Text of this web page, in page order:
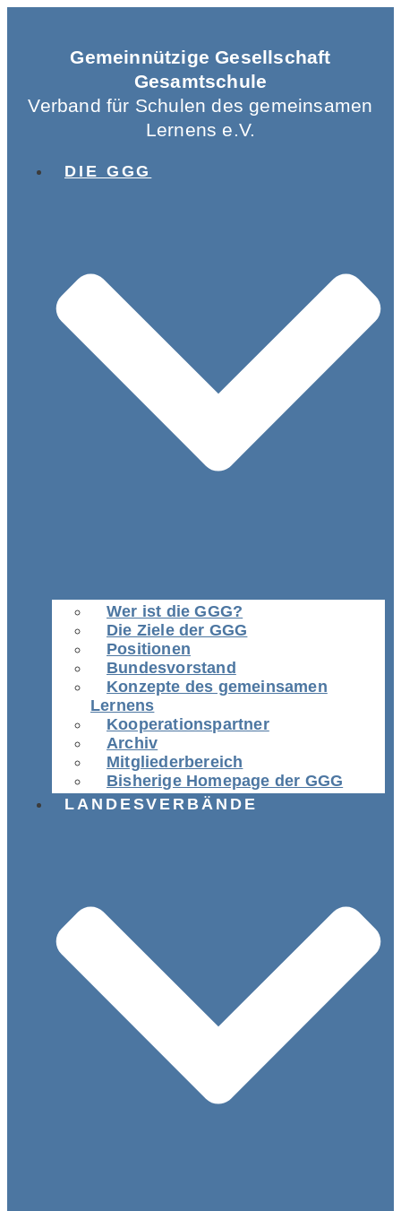
Gemeinnützige Gesellschaft
Gesamtschule
Verband für Schulen des gemeinsamen
Lernens e.V.
DIE GGG
Wer ist die GGG?
Die Ziele der GGG
Positionen
Bundesvorstand
Konzepte des gemeinsamen
Lernens
Kooperationspartner
Archiv
Mitgliederbereich
Bisherige Homepage der GGG
LANDESVERBÄNDE